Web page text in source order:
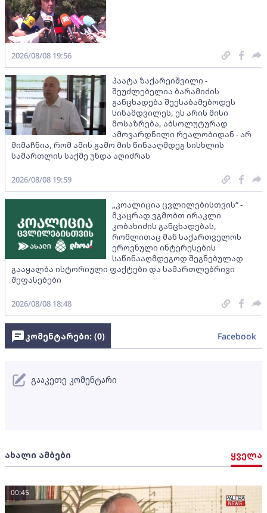
2026/08/08 19:56
პაატა ზაქარეიშვილი -
შეუძლებელია ბარამიძის
განცხადება შეესაბამებოდეს
სინამდვილეს, ეს არის მისი
მოსაზრება, აბსოლუტურად
ამოვარდნილი რეალობიდან - არ
მიმაჩნია, რომ ამის გამო მის წინააღმდეგ სისხლის
სამართლის საქმე უნდა აღიძრას
2026/08/08 19:59
„კოალიცია ცვლილებისთვის“ -
მკაცრად ვგმობთ ირაკლი
კობახიძის განცხადებას,
რომლითაც მან საქართველოს
ეროვნული ინტერესების
საწინააღმდეგოდ შეგნებულად
გააყალბა ისტორიული ფაქტები და სამართლებრივი
შეფასებები
2026/08/08 18:48
ახალი ამბები ყველა
00:45
კომენტარები: (0) Facebook
გააკეთე კომენტარი